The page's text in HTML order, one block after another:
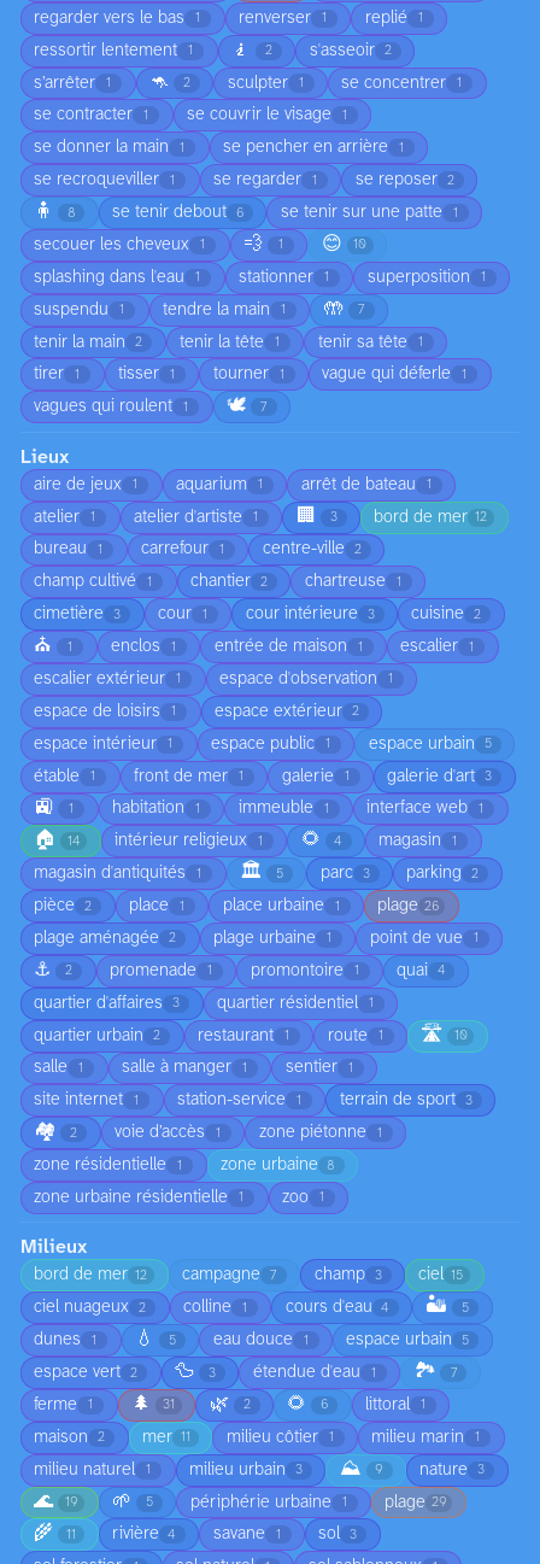
regarder vers le bas 1 renverser 1 replié 1
ressortir lentement 1 🧎 2 s'asseoir 2
s’arrêter 1 🦘 2 sculpter 1 se concentrer 1
se contracter 1 se couvrir le visage 1
se donner la main 1 se pencher en arrière 1
se recroqueviller 1 se regarder 1 se reposer 2
🧍 8 se tenir debout 6 se tenir sur une patte 1
secouer les cheveux 1 💨 1 😊 10
splashing dans l'eau 1 stationner 1 superposition 1
suspendu 1 tendre la main 1 🤲 7
tenir la main 2 tenir la tête 1 tenir sa tête 1
tirer 1 tisser 1 tourner 1 vague qui déferle 1
vagues qui roulent 1 🕊️ 7
Lieux
aire de jeux 1 aquarium 1 arrêt de bateau 1
atelier 1 atelier d'artiste 1 🏢 3 bord de mer 12
bureau 1 carrefour 1 centre-ville 2
champ cultivé 1 chantier 2 chartreuse 1
cimetière 3 cour 1 cour intérieure 3 cuisine 2
⛪ 1 enclos 1 entrée de maison 1 escalier 1
escalier extérieur 1 espace d'observation 1
espace de loisirs 1 espace extérieur 2
espace intérieur 1 espace public 1 espace urbain 5
étable 1 front de mer 1 galerie 1 galerie d'art 3
🚉 1 habitation 1 immeuble 1 interface web 1
🏠 14 intérieur religieux 1 🌻 4 magasin 1
magasin d'antiquités 1 🏛️ 5 parc 3 parking 2
pièce 2 place 1 place urbaine 1 plage 26
plage aménagée 2 plage urbaine 1 point de vue 1
⚓ 2 promenade 1 promontoire 1 quai 4
quartier d'affaires 3 quartier résidentiel 1
quartier urbain 2 restaurant 1 route 1 🛣️ 10
salle 1 salle à manger 1 sentier 1
site internet 1 station-service 1 terrain de sport 3
🏘️ 2 voie d’accès 1 zone piétonne 1
zone résidentielle 1 zone urbaine 8
zone urbaine résidentielle 1 zoo 1
Milieux
bord de mer 12 campagne 7 champ 3 ciel 15
ciel nuageux 2 colline 1 cours d'eau 4 🏜️ 5
dunes 1 💧 5 eau douce 1 espace urbain 5
espace vert 2 🦆 3 étendue d'eau 1 🏞️ 7
ferme 1 🌲 31 🌿 2 🌻 6 littoral 1
maison 2 mer 11 milieu côtier 1 milieu marin 1
milieu naturel 1 milieu urbain 3 ⛰️ 9 nature 3
🌊 19 🌱 5 périphérie urbaine 1 plage 29
🌾 11 rivière 4 savane 1 sol 3